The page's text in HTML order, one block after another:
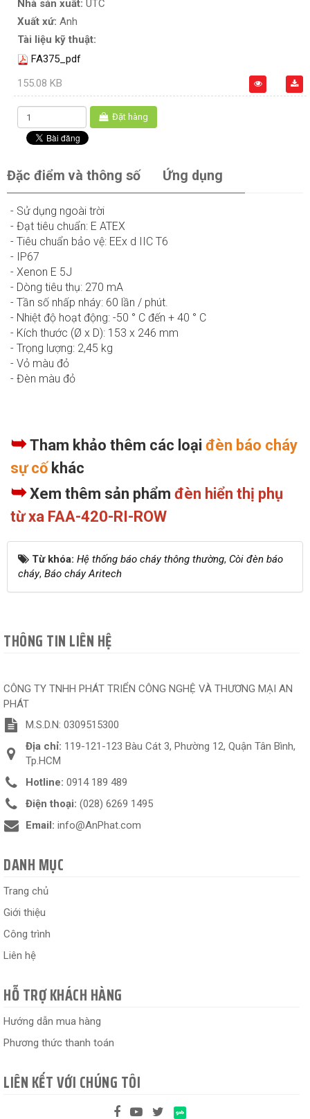
Nhà sản xuất: UTC
Xuất xứ: Anh
Tài liệu kỹ thuật:
FA375_pdf
155.08 KB
Đặt hàng
Đặc điểm và thông số Ứng dụng
- Sử dụng ngoài trời
- Đạt tiêu chuẩn: E ATEX
- Tiêu chuẩn bảo vệ: EEx d IIC T6
- IP67
- Xenon E 5J
- Dòng tiêu thụ: 270 mA
- Tần số nhấp nháy: 60 lần / phút.
- Nhiệt độ hoạt động: -50 ° C đến + 40 ° C
- Kích thước (Ø x D): 153 x 246 mm
- Trọng lượng: 2,45 kg
- Vỏ màu đỏ
- Đèn màu đỏ
➥Tham khảo thêm các loại đèn báo cháy
sự cố khác
➥Xem thêm sản phẩm đèn hiển thị phụ
từ xa FAA-420-RI-ROW
Từ khóa: Hệ thống báo cháy thông thường, Còi đèn báo
cháy, Báo cháy Aritech
THÔNG TIN LIÊN HỆ
CÔNG TY TNHH PHÁT TRIỂN CÔNG NGHỆ VÀ THƯƠNG MẠI AN
PHÁT
M.S.D.N: 0309515300
Địa chỉ: 119-121-123 Bàu Cát 3, Phường 12, Quận Tân Bình,
Tp.HCM
Hotline: 0914 189 489
Điện thoại: (028) 6269 1495
Email: info@AnPhat.com
DANH MỤC
Trang chủ
Giới thiệu
Công trình
Liên hệ
HỖ TRỢ KHÁCH HÀNG
Hướng dẫn mua hàng
Phương thức thanh toán
LIÊN KẾT VỚI CHÚNG TÔI